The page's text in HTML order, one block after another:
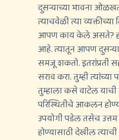
दुसर्‍याच्या भावना
त्याचवेळी त्या
आपण काय केले असते?
आहे. त्यातून आपण
समजू शकतो. इतरांप्रती
सराव करा. तुम्ही
तुम्हाला कसे वाटेल याची
परिस्थितीचे आकलन
उपयोगी पडेल तसेच
होण्यासाठी देखील